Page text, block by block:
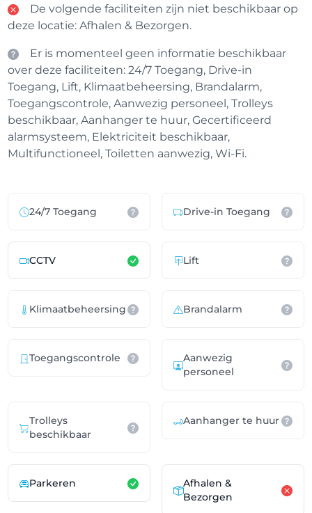
De volgende faciliteiten zijn niet beschikbaar op
deze locatie: Afhalen & Bezorgen.
Er is momenteel geen informatie beschikbaar
over deze faciliteiten: 24/7 Toegang, Drive-in
Toegang, Lift, Klimaatbeheersing, Brandalarm,
Toegangscontrole, Aanwezig personeel, Trolleys
beschikbaar, Aanhanger te huur, Gecertificeerd
alarmsysteem, Elektriciteit beschikbaar,
Multifunctioneel, Toiletten aanwezig, Wi-Fi.
24/7 Toegang Drive-in Toegang
CCTV Lift
Klimaatbeheersing Brandalarm
Toegangscontrole
Aanwezig
personeel
Trolleys
beschikbaar
Aanhanger te huur
Parkeren
Afhalen &
Bezorgen